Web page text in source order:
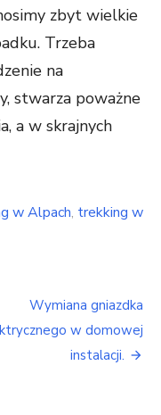
zbyt wielkie
Trzeba
na
stwarza poważne
a w skrajnych
w Alpach, trekking w
Wymiana gniazdka
w domowej
instalacji.